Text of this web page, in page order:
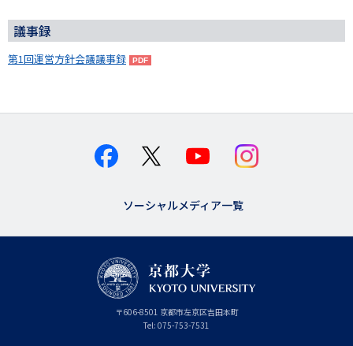
議事録
第1回運営方針会議議事録
ソーシャルメディア一覧
〒606-8501 京
都
府
京都市左京区吉田本町
Tel: 075-753-7531